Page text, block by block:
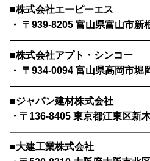
■株式会社エーピーエス
・ 〒939-8205 富⼭県富⼭市新
■株式会社アプト・シンコー
・ 〒934-0094 富⼭県⾼岡市堀
■ジャパン建材株式会社
・〒136-8405 東京都江東区新
■⼤建⼯業株式会社